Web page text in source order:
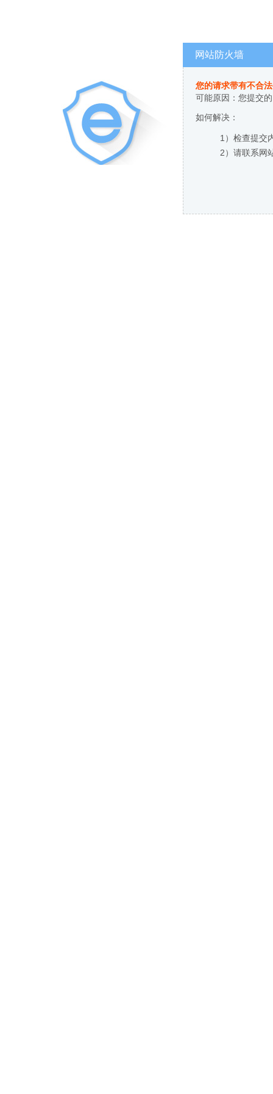
网站防火墙
您的请求带有不合
可能原因：您提交
如何解决：
1）检查提交
2）请联系网